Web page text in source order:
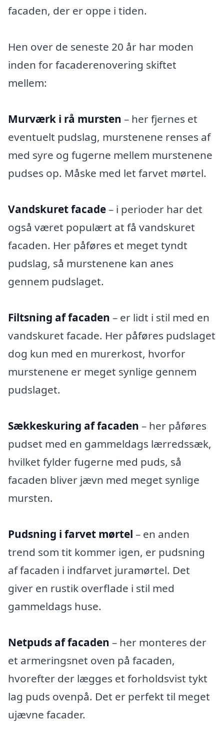
facaden, der er oppe i tiden.
Hen over de seneste 20 år har moden
inden for facaderenovering skiftet
mellem:
Murværk i rå mursten – her fjernes et
eventuelt pudslag, murstenene renses af
med syre og fugerne mellem murstenene
pudses op. Måske med let farvet mørtel.
Vandskuret facade– i perioder har det
også været populært at få vandskuret
facaden. Her påføres et meget tyndt
pudslag, så murstenene kan anes
gennem pudslaget.
Filtsning af facaden – er lidt i stil med en
vandskuret facade. Her påføres pudslaget
dog kun med en murerkost, hvorfor
murstenene er meget synlige gennem
pudslaget.
Sækkeskuring af facaden – her påføres
pudset med en gammeldags lærredssæk,
hvilket fylder fugerne med puds, så
facaden bliver jævn med meget synlige
mursten.
Pudsning i farvet mørtel – en anden
trend som tit kommer igen, er pudsning
af facaden i indfarvet juramørtel. Det
giver en rustik overflade i stil med
gammeldags huse.
Netpuds af facaden – her monteres der
et armeringsnet oven på facaden,
hvorefter der lægges et forholdsvist tykt
lag puds ovenpå. Det er perfekt til meget
ujævne facader.